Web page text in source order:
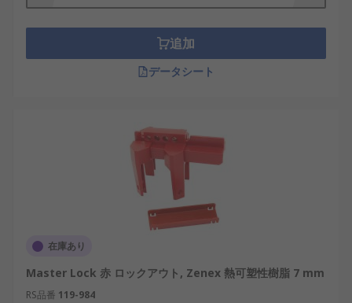
追加
データシート
在庫あり
Master Lock 赤 ロックアウト, Zenex 熱可塑性樹脂 7 mm
RS品番 119-984